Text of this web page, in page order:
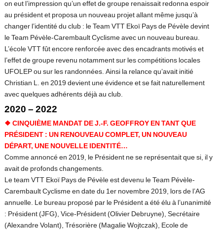
on eut l’impression qu’un effet de groupe renaissait redonna espoir
au président et proposa un nouveau projet allant même jusqu’à
changer l’identité du club : le Team VTT Ekoï Pays de Pévèle devint
le Team Pévèle-Carembault Cyclisme avec un nouveau bureau.
L’école VTT fût encore renforcée avec des encadrants motivés et
l’effet de groupe revenu notamment sur les compétitions locales
UFOLEP ou sur les randonnées. Ainsi la relance qu’avait initié
Christian L. en 2019 devient une évidence et se fait naturellement
avec quelques adhérents déjà au club.
2020 – 2022
❖ CINQUIÈME MANDAT DE J.-F. GEOFFROY EN TANT QUE
PRÉSIDENT : UN RENOUVEAU COMPLET, UN NOUVEAU
DÉPART, UNE NOUVELLE IDENTITÉ…
Comme annoncé en 2019, le Président ne se représentait que si, il y
avait de profonds changements.
Le team VTT Ekoï Pays de Pévèle est devenu le Team Pévèle-
Carembault Cyclisme en date du 1er novembre 2019, lors de l’AG
annuelle. Le bureau proposé par le Président a été élu à l’unanimité
: Président (JFG), Vice-Président (Olivier Debruyne), Secrétaire
(Alexandre Volant), Trésorière (Magalie Wojtczak), Ecole de